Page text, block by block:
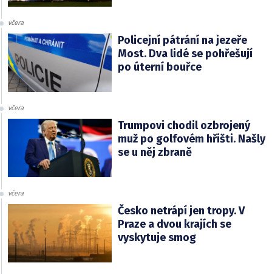
včera
Policejní pátrání na jezeře
Most. Dva lidé se pohřešují
po úterní bouřce
včera
Trumpovi chodil ozbrojený
muž po golfovém hřišti. Našly
se u něj zbraně
včera
Česko netrápí jen tropy. V
Praze a dvou krajích se
vyskytuje smog